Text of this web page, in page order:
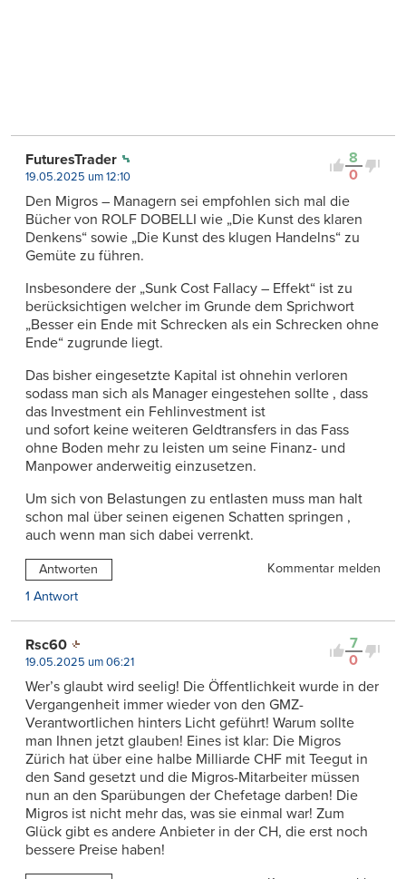
8
0
FuturesTrader
19.05.2025 um 12:10
Den Migros – Managern sei empfohlen sich mal die
Bücher von ROLF DOBELLI wie „Die Kunst des klaren
Denkens“ sowie „Die Kunst des klugen Handelns“ zu
Gemüte zu führen.
Insbesondere der „Sunk Cost Fallacy – Effekt“ ist zu
berücksichtigen welcher im Grunde dem Sprichwort
„Besser ein Ende mit Schrecken als ein Schrecken ohne
Ende“ zugrunde liegt.
Das bisher eingesetzte Kapital ist ohnehin verloren
sodass man sich als Manager eingestehen sollte , dass
das Investment ein Fehlinvestment ist
und sofort keine weiteren Geldtransfers in das Fass
ohne Boden mehr zu leisten um seine Finanz- und
Manpower anderweitig einzusetzen.
Um sich von Belastungen zu entlasten muss man halt
schon mal über seinen eigenen Schatten springen ,
auch wenn man sich dabei verrenkt.
Antworten
Kommentar melden
1 Antwort
7
0
Rsc60
19.05.2025 um 06:21
Wer’s glaubt wird seelig! Die Öffentlichkeit wurde in der
Vergangenheit immer wieder von den GMZ-
Verantwortlichen hinters Licht geführt! Warum sollte
man Ihnen jetzt glauben! Eines ist klar: Die Migros
Zürich hat über eine halbe Milliarde CHF mit Teegut in
den Sand gesetzt und die Migros-Mitarbeiter müssen
nun an den Sparübungen der Chefetage darben! Die
Migros ist nicht mehr das, was sie einmal war! Zum
Glück gibt es andere Anbieter in der CH, die erst noch
bessere Preise haben!